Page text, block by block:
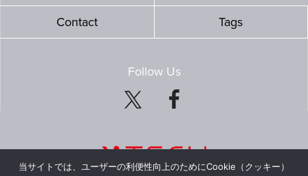
Contact Tags
Follow Us
当サイトでは、ユーザーの利便性向上のためにCookie（クッキー）